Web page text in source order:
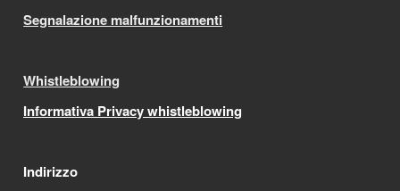
Segnalazione malfunzionamenti
Whistleblowing
Informativa Privacy whistleblowing
Indirizzo